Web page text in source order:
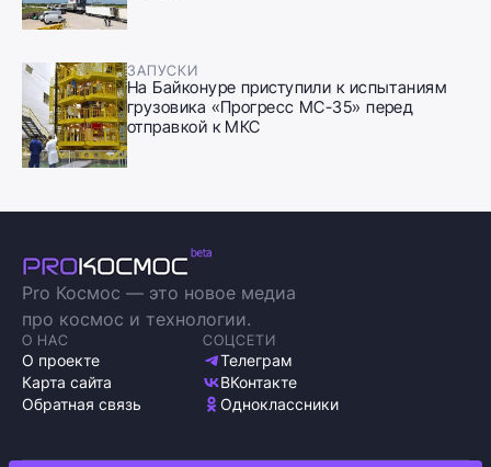
ЗАПУСКИ
На Байконуре приступили к испытаниям
грузовика «Прогресс МС-35» перед
отправкой к МКС
Pro Космос — это новое медиа
про космос и технологии.
О НАС
О проекте
Карта сайта
Обратная связь
СОЦСЕТИ
Телеграм
ВКонтакте
Одноклассники